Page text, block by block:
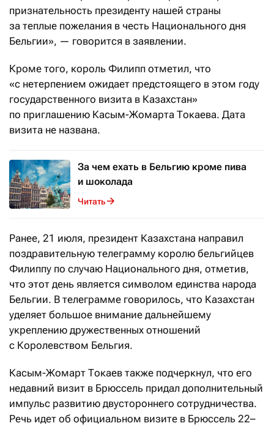
признательность президенту нашей страны
за теплые пожелания в честь Национального дня
Бельгии», — говорится в заявлении.
Кроме того, король Филипп отметил, что
«с нетерпением ожидает предстоящего в этом году
государственного визита в Казахстан»
по приглашению Касым-Жомарта Токаева. Дата
визита не названа.
За чем ехать в Бельгию кроме пива
и шоколада
Читать
Ранее, 21 июля, президент Казахстана направил
поздравительную телеграмму королю бельгийцев
Филиппу по случаю Национального дня, отметив,
что этот день является символом единства народа
Бельгии. В телеграмме говорилось, что Казахстан
уделяет большое внимание дальнейшему
укреплению дружественных отношений
с Королевством Бельгия.
Касым-Жомарт Токаев также подчеркнул, что его
недавний визит в Брюссель придал дополнительный
импульс развитию двустороннего сотрудничества.
Речь идет об официальном визите в Брюссель 22–